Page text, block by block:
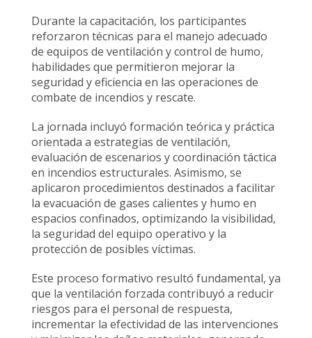
Durante la capacitación, los participantes
reforzaron técnicas para el manejo adecuado
de equipos de ventilación y control de humo,
habilidades que permitieron mejorar la
seguridad y eficiencia en las operaciones de
combate de incendios y rescate.
La jornada incluyó formación teórica y práctica
orientada a estrategias de ventilación,
evaluación de escenarios y coordinación táctica
en incendios estructurales. Asimismo, se
aplicaron procedimientos destinados a facilitar
la evacuación de gases calientes y humo en
espacios confinados, optimizando la visibilidad,
la seguridad del equipo operativo y la
protección de posibles víctimas.
Este proceso formativo resultó fundamental, ya
que la ventilación forzada contribuyó a reducir
riesgos para el personal de respuesta,
incrementar la efectividad de las intervenciones